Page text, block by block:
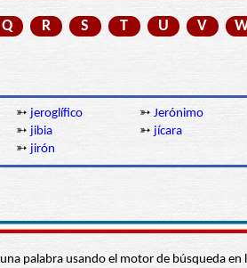
Q R S T U V
➳ jeroglífico ➳ Jerónimo
➳ jibia ➳ jícara
➳ jirón
palabra usando el motor de búsqueda